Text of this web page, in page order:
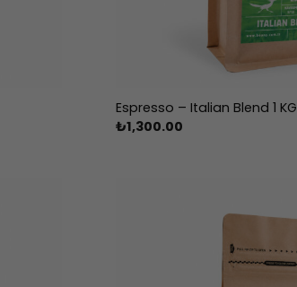
Espresso – Italian Blend 1 KG
₺1,300.00